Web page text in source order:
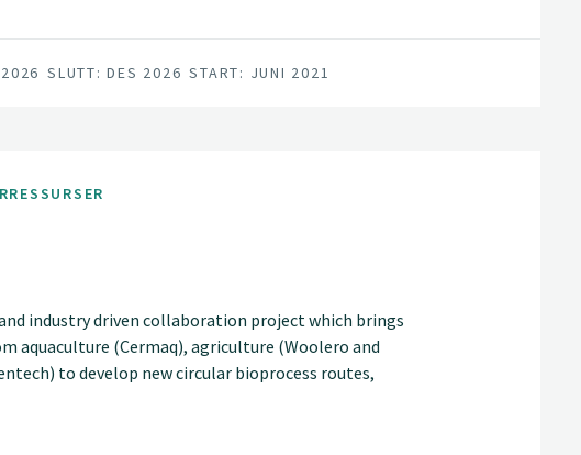
SLUTT: DES 2026 START: JUNI 2021
industry driven collaboration project which brings
aquaculture (Cermaq), agriculture (Woolero and
to develop new circular bioprocess routes,